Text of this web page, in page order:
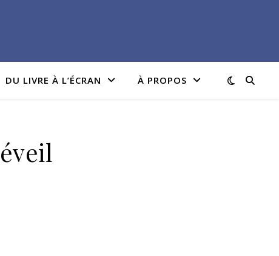
DU LIVRE À L’ÉCRAN À PROPOS